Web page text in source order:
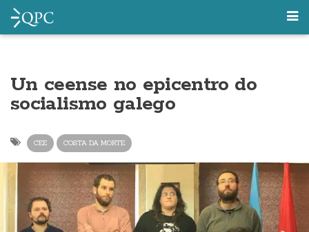
Un ceense no epicentro do
socialismo galego
CEE COSTA DA MORTE